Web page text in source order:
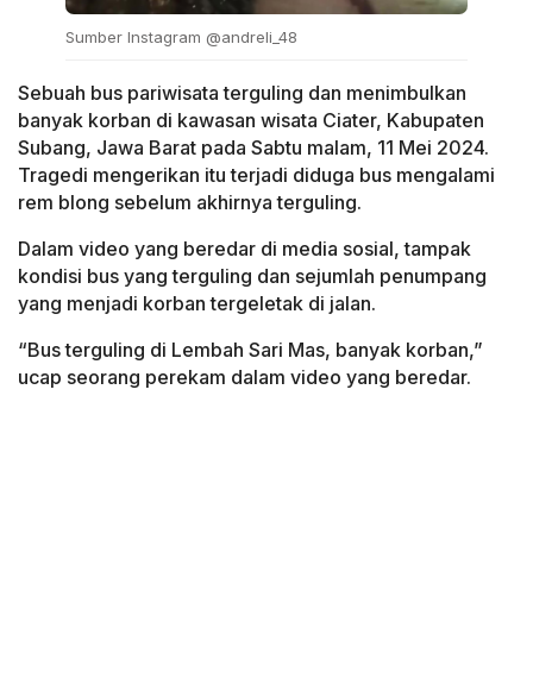
Sumber Instagram @andreli_48
Sebuah bus pariwisata terguling dan menimbulkan
banyak korban di kawasan wisata Ciater, Kabupaten
Subang, Jawa Barat pada Sabtu malam, 11 Mei 2024.
Tragedi mengerikan itu terjadi diduga bus mengalami
rem blong sebelum akhirnya terguling.
Dalam video yang beredar di media sosial, tampak
kondisi bus yang terguling dan sejumlah penumpang
yang menjadi korban tergeletak di jalan.
“Bus terguling di Lembah Sari Mas, banyak korban,”
ucap seorang perekam dalam video yang beredar.